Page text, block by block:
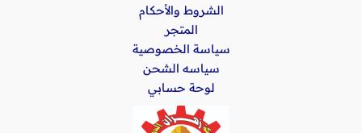
الشروط والأحكام
المتجر
سياسة الخصوصية
سياسه الشحن
لوحة حسابي